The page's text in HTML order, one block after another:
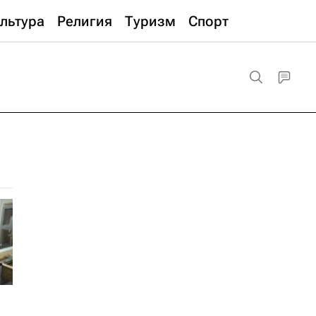
Религия Туризм Спорт